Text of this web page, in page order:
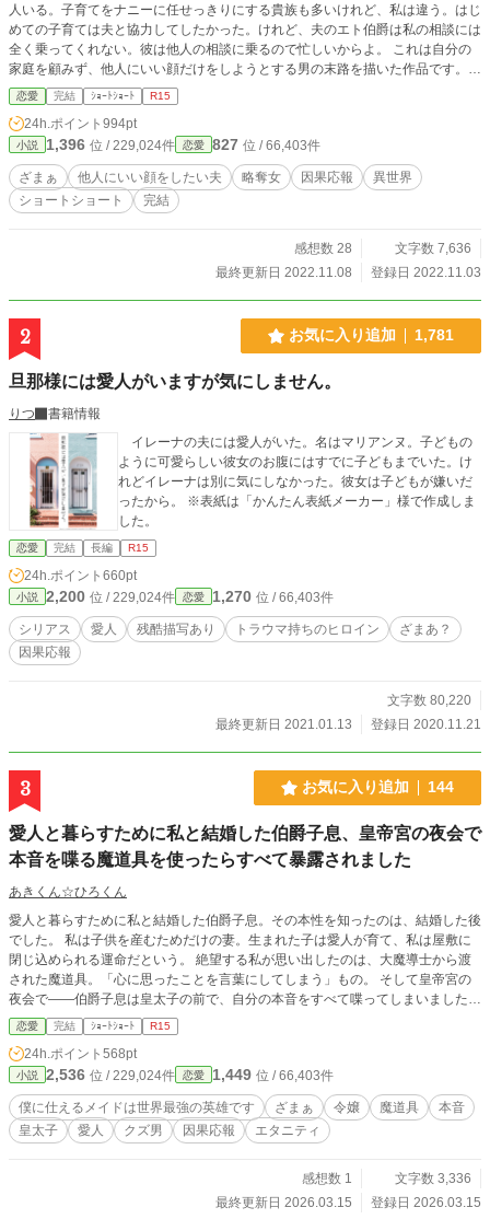
人いる。子育てをナニーに任せっきりにする貴族も多いけれど、私は違う。はじ
めての子育ては夫と協力してしたかった。けれど、夫のエト伯爵は私の相談には
全く乗ってくれない。彼は他人の相談に乗るので忙しいからよ。 これは自分の
家庭を顧みず、他人にいい顔だけをしようとする男の末路を描いた作品です。
ショートショートの予定。 ゆるふわ設定。ご都合主義です。タグが増えるかも
しれません。
恋愛 完結 ｼｮｰﾄｼｮｰﾄ R15
24h.ポイント 994pt
小説 1,396 位 / 229,024件 恋愛 827 位 / 66,403件
ざまぁ 他人にいい顔をしたい夫 略奪女 因果応報
異世界
ショートショート
完結
感想数 28
文字数 7,636
最終更新日 2022.11.08
登録日 2022.11.03
2 お気に入り追加 1,781
旦那様には愛人がいますが気にしません。
りつ
書籍情報
イレーナの夫には愛人がいた。名はマリアンヌ。子どもの
ように可愛らしい彼女のお腹にはすでに子どもまでいた。け
れどイレーナは別に気にしなかった。彼女は子どもが嫌いだ
ったから。 ※表紙は「かんたん表紙メーカー」様で作成しま
した。
恋愛 完結 長編 R15
24h.ポイント 660pt
小説 2,200 位 / 229,024件 恋愛 1,270 位 / 66,403件
シリアス 愛人 残酷描写あり トラウマ持ちのヒロイン
ざまあ？
因果応報
文字数 80,220
最終更新日 2021.01.13
登録日 2020.11.21
3 お気に入り追加 144
愛人と暮らすために私と結婚した伯爵子息、皇帝宮の夜会で
本音を喋る魔道具を使ったらすべて暴露されました
あきくん☆ひろくん
愛人と暮らすために私と結婚した伯爵子息。その本性を知ったのは、結婚した後
でした。 私は子供を産むためだけの妻。生まれた子は愛人が育て、私は屋敷に
閉じ込められる運命だという。 絶望する私が思い出したのは、大魔導士から渡
された魔道具。「心に思ったことを言葉にしてしまう」もの。 そして皇帝宮の
夜会で――伯爵子息は皇太子の前で、自分の本音をすべて喋ってしまいました。
この作品は、「僕に仕えるメイドは世界最強の英雄です」シリーズの外伝です。
リリアーナは、第1作目の第3部のおまけ、のお話にでてくる子爵令嬢です。
恋愛 完結 ｼｮｰﾄｼｮｰﾄ R15
24h.ポイント 568pt
小説 2,536 位 / 229,024件 恋愛 1,449 位 / 66,403件
僕に仕えるメイドは世界最強の英雄です ざまぁ 令嬢 魔道具
本音
皇太子
愛人 クズ男 因果応報 エタニティ
感想数 1
文字数 3,336
最終更新日 2026.03.15
登録日 2026.03.15